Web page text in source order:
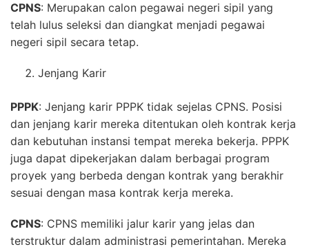
CPNS: Merupakan calon pegawai negeri sipil yang
telah lulus seleksi dan diangkat menjadi pegawai
negeri sipil secara tetap.
Jenjang Karir
PPPK: Jenjang karir PPPK tidak sejelas CPNS. Posisi
dan jenjang karir mereka ditentukan oleh kontrak kerja
dan kebutuhan instansi tempat mereka bekerja. PPPK
juga dapat dipekerjakan dalam berbagai program
proyek yang berbeda dengan kontrak yang berakhir
sesuai dengan masa kontrak kerja mereka.
CPNS: CPNS memiliki jalur karir yang jelas dan
terstruktur dalam administrasi pemerintahan. Mereka